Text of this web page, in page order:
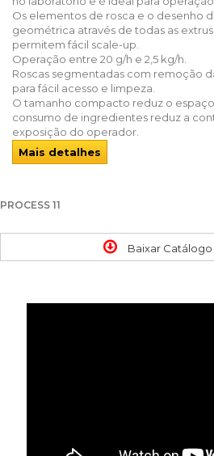
Os elementos de rosca e o desenho
geométrica através de todas as
permitem fácil scale-up.
Operação entre 20 g/h e 2,5 kg/h.
Roscas segmentadas com remoção
para fácil acesso e limpeza.
O tamanho compacto reduz o
consumo de ingredientes reduz a
exposição do operador.
Mais detalhes
PROCESS 11
Baixar Catálogo